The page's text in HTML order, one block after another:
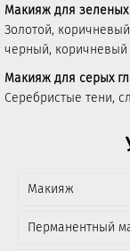
Макияж для зеленых
Золотой,
черный, коричневый
Макияж для серых
Серебристые тени,
Макияж
Перманентный